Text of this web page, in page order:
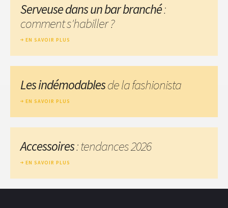
Serveuse dans un bar branché:
comment s'habiller ?
EN SAVOIR PLUS
Les indémodablesde la fashionista
EN SAVOIR PLUS
Accessoires: tendances 2026
EN SAVOIR PLUS